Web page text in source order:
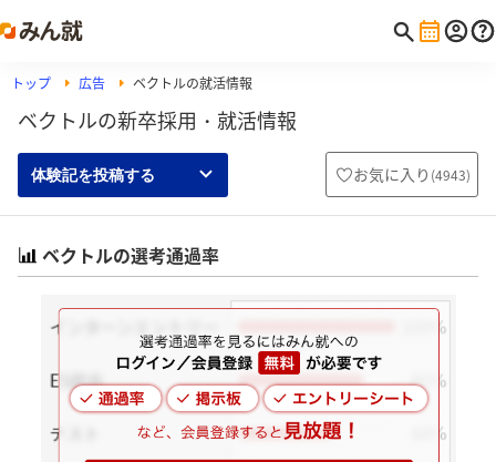
トップ 広告 ベクトルの就活情報
ベクトルの新卒採用・就活情報
体験記を投稿する お気に入り (4943)
ベクトルの選考通過率